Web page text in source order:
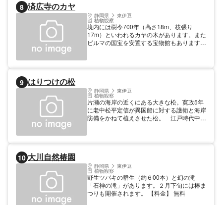
タの池及び周辺の生物想は昭和４６年８月に
県の天然記念物に指定された。 【料金】 無
料
8 済広寺のカヤ
静岡県 東伊豆
植物観察
境内には樹令700年（高さ18m、枝張り
17m）といわれるカヤの木があります。また
ビルマの国宝を安置する宝物館もあります。
9 はりつけの松
静岡県 東伊豆
植物観察
片瀬の海岸の近くにある大きな松。寛政5年
に老中松平定信が異国船に対する護衛と海岸
防備をかねて植えさせた松。 江戸時代中
った。弥之助は捕えられて、この松で処刑さ
れた。
10 大川自然椿園
静岡県 東伊豆
植物観察
野生ツバキの群生（約６00本）と幻の滝
「石神の滝」があります。２月下旬には椿ま
つりも開催されます。 【料金】 無料